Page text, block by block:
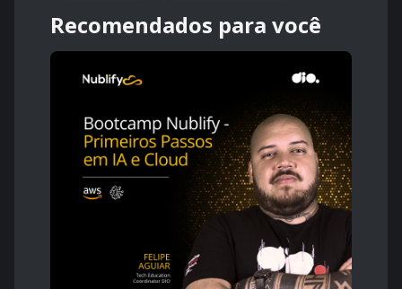
Recomendados para você